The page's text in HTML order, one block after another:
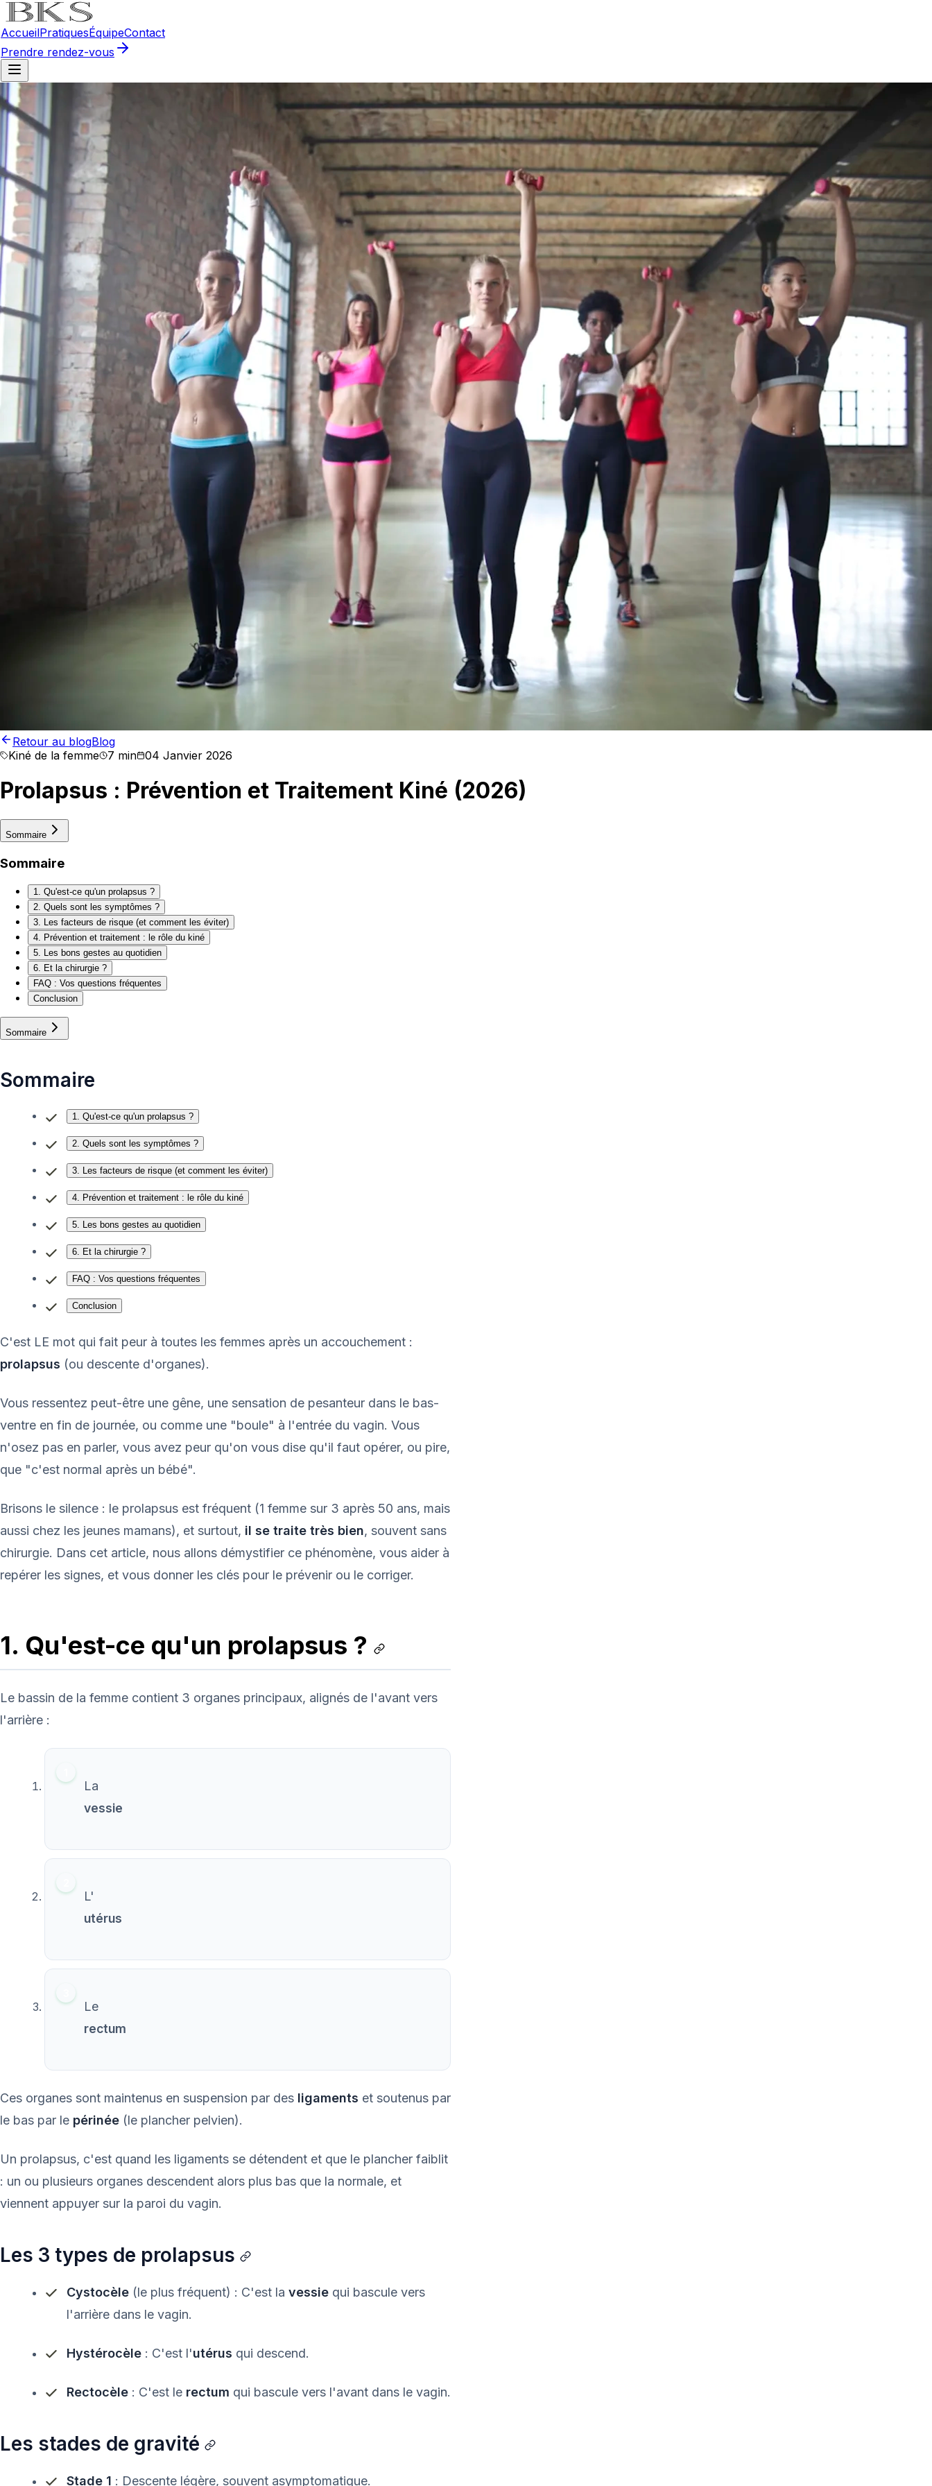
AccueilPratiquesÉquipeContact
Prendre rendez-vous
Retour au blogBlog
Kiné de la femme
7 min 04 Janvier 2026
Prolapsus : Prévention et Traitement Kiné (2026)
Sommaire
Sommaire
1. Qu'est-ce qu'un prolapsus ?
2. Quels sont les symptômes ?
3. Les facteurs de risque (et comment les éviter)
4. Prévention et traitement : le rôle du kiné
5. Les bons gestes au quotidien
6. Et la chirurgie ?
FAQ : Vos questions fréquentes
Conclusion
Sommaire
Sommaire
1. Qu'est-ce qu'un prolapsus ?
2. Quels sont les symptômes ?
3. Les facteurs de risque (et comment les éviter)
4. Prévention et traitement : le rôle du kiné
5. Les bons gestes au quotidien
6. Et la chirurgie ?
FAQ : Vos questions fréquentes
Conclusion
C'est LE mot qui fait peur à toutes les femmes après un accouchement :
prolapsus (ou descente d'organes).
Vous ressentez peut-être une gêne, une sensation de pesanteur dans le bas-
ventre en fin de journée, ou comme une "boule" à l'entrée du vagin. Vous
n'osez pas en parler, vous avez peur qu'on vous dise qu'il faut opérer, ou pire,
que "c'est normal après un bébé".
Brisons le silence : le prolapsus est fréquent (1 femme sur 3 après 50 ans, mais
aussi chez les jeunes mamans), et surtout, il se traite très bien, souvent sans
chirurgie. Dans cet article, nous allons démystifier ce phénomène, vous aider à
repérer les signes, et vous donner les clés pour le prévenir ou le corriger.
1. Qu'est-ce qu'un prolapsus ?
Le bassin de la femme contient 3 organes principaux, alignés de l'avant vers
l'arrière :
La
vessie
L'
utérus
Le
rectum
Ces organes sont maintenus en suspension par des ligaments et soutenus par
le bas par le périnée (le plancher pelvien).
Un prolapsus, c'est quand les ligaments se détendent et que le plancher faiblit
: un ou plusieurs organes descendent alors plus bas que la normale, et
viennent appuyer sur la paroi du vagin.
Les 3 types de prolapsus
Cystocèle (le plus fréquent) : C'est la vessie qui bascule vers
l'arrière dans le vagin.
Hystérocèle : C'est l'utérus qui descend.
Rectocèle : C'est le rectum qui bascule vers l'avant dans le vagin.
Les stades de gravité
Stade 1 : Descente légère, souvent asymptomatique.